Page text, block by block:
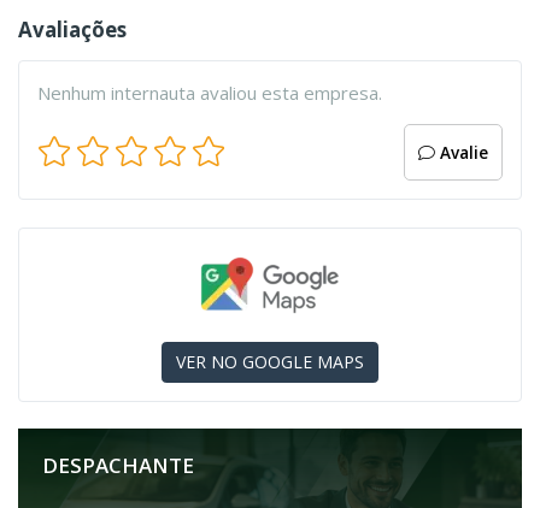
Avaliações
Nenhum internauta avaliou esta empresa.
Avalie
VER NO GOOGLE MAPS
DESPACHANTE